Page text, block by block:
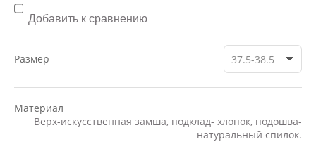
Добавить к сравнению
Размер 37.5-38.5
Материал
Верх-искусственная замша, подклад- хлопок, подошва-
натуральный спилок.